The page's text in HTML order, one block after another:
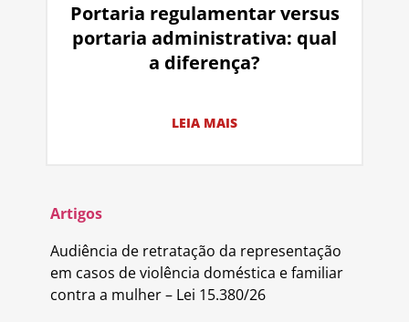
Portaria regulamentar versus
portaria administrativa: qual
a diferença?
LEIA MAIS
Artigos
Audiência de retratação da representação
em casos de violência doméstica e familiar
contra a mulher – Lei 15.380/26